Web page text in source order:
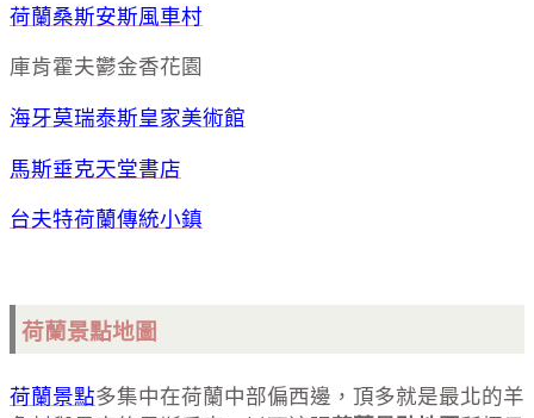
荷蘭桑斯安斯風車村
庫肯霍夫鬱金香花園
海牙莫瑞泰斯皇家美術館
馬斯垂克天堂書店
台夫特荷蘭傳統小鎮
荷蘭景點地圖
荷蘭景點多集中在荷蘭中部偏西邊，頂多就是最北的羊